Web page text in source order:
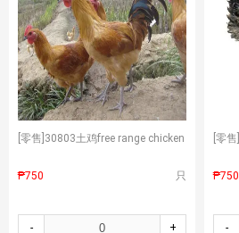
[零售] 30803土鸡free range chicken
₱750 只
- +
[零售]
₱750
-